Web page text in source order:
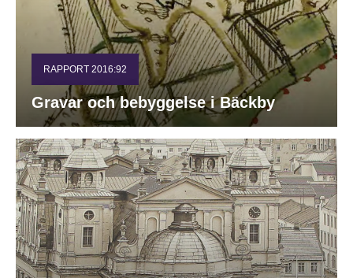
RAPPORT 2016:92
Gravar och bebyggelse i Bäckby